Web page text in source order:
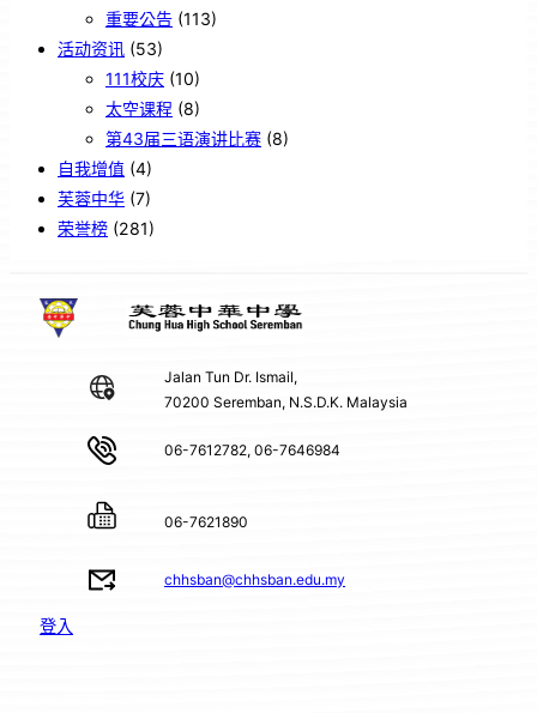
重要公告 (113)
活动资讯 (53)
111校庆 (10)
太空课程 (8)
第43届三语演讲比赛 (8)
自我增值 (4)
芙蓉中华 (7)
荣誉榜 (281)
Jalan Tun Dr. Ismail,
70200 Seremban, N.S.D.K. Malaysia
06-7612782, 06-7646984
06-7621890
chhsban@chhsban.edu.my
登入